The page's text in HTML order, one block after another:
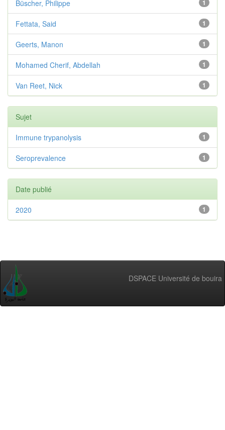
1
Büscher, Philippe
1
Fettata, Said
1
Geerts, Manon
1
Mohamed Cherif, Abdellah
1
Van Reet, Nick
Sujet
1
Immune trypanolysis
1
Seroprevalence
Date publié
1
2020
DSPACE Université de bouira